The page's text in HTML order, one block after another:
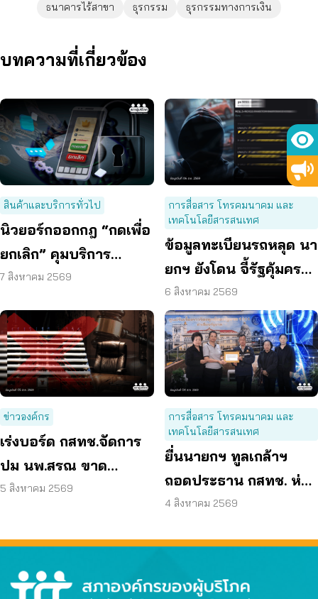
ธนาคารไร้สาขา
ธุรกรรม ธุรกรรมทางการเงิน
บทความที่เกี่ยวข้อง
สินค้าและบริการทั่วไป
นิวยอร์กออกกฎ “กดเพื่อ
ยกเลิก” คุมบริการ
ออนไลน์ ต่ออายุสมาชิก
7 สิงหาคม 2569
การสื่อสาร โทรคมนาคม และ
เทคโนโลยีสารสนเทศ
ข้อมูลทะเบียนรถหลุด นา
ยกฯ ยังโดน จี้รัฐคุ้มครอง
ข้อมูลส่วนบุคคล
6 สิงหาคม 2569
ข่าวองค์กร
เร่งบอร์ด กสทช.จัดการ
ปม นพ.สรณ ขาด
คุณสมบัติ ตามมติ
5 สิงหาคม 2569
การสื่อสาร โทรคมนาคม และ
เทคโนโลยีสารสนเทศ
ยื่นนายกฯ ทูลเกล้าฯ
ถอดประธาน กสทช. ห่วง
คุ้มครองผู้บริโภคสะดุด
4 สิงหาคม 2569